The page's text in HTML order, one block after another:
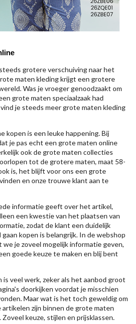
grotere verschuiving naar het
maten kleding krijgt een grotere
Was je vroeger genoodzaakt om
grote maten speciaalzaak had
je steeds meer grote maten kleding
kopen is een leuke happening. Bij
je pas echt een grote maten online
ook de grote maten collecties
tot de grotere maten, maat 58-
is, het blijft voor ons een grote
en onze trouwe klant aan te
informatie geeft over het artikel,
een kwestie van het plaatsen van
zodat de klant een duidelijk
kopen is belangrijk. In de webshop
we je zoveel mogelijk informatie geven,
goede keuze te maken en blij bent
veel werk, zeker als het aanbod groot
doorkijken voordat je misschien
Maar wat is het toch geweldig om
zijn binnen de grote maten
keuze, stijlen en prijsklassen.